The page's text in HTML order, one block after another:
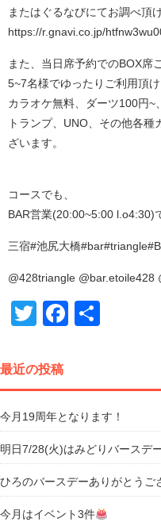
またはぐるなびにてお調べ頂
https://r.gnavi.co.jp/
また、当日席予約でのBOX席
5~7名様でゆったりご利用頂け
カラオケ無料、ダーツ100円~、
トランプ、UNO、その他各
ざいます。
コースでも、
BAR営業(20:00~5:00 l.o4:30)
三宿#池尻大橋
@428triangle @bar.etoile428
Twitter
最近の投稿
今月19周年となります！
明日7/28(火)はみどりバースデ
ひろのバースデーありがとうご
今月はイベント3件